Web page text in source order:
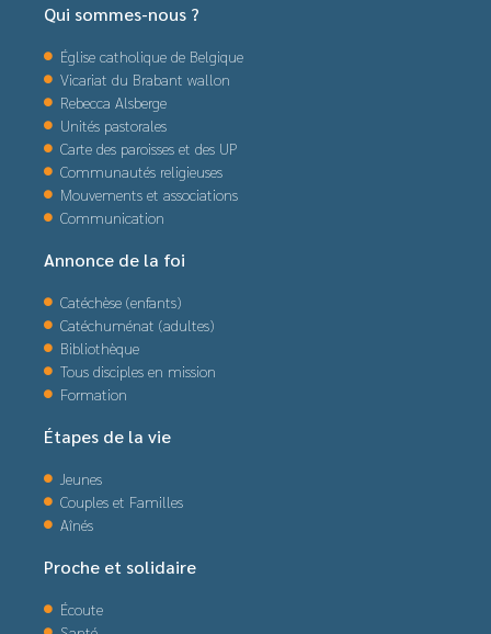
Qui sommes-nous ?
Église catholique de Belgique
Vicariat du Brabant wallon
Rebecca Alsberge
Unités pastorales
Carte des paroisses et des UP
Communautés religieuses
Mouvements et associations
Communication
Annonce de la foi
Catéchèse (enfants)
Catéchuménat (adultes)
Bibliothèque
Tous disciples en mission
Formation
Étapes de la vie
Jeunes
Couples et Familles
Aînés
Proche et solidaire
Écoute